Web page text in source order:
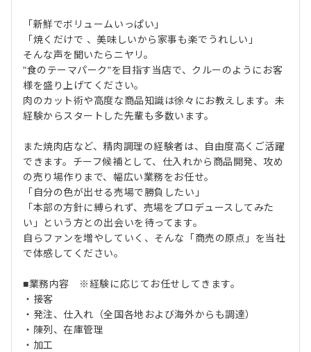
「新鮮でボリュームいっぱい」
「焼くだけで 、美味しいから家事も楽でうれしい」
そんな声を聞いたらニヤリ。
"食のテーマパーク"を目指す当店で、クルーのようにお客
様を盛り上げてください。
肉のカット術や高度な商品知識は徐々にお教えします。未
経験からスタートした先輩も多数います。
また焼肉店など、精肉調理の経験者は、自由度高くご活躍
できます。チーフ候補として、仕入れから商品開発、攻め
の売り場作りまで、幅広い業務をお任せ。
「自分の色が出せる売場で勝負したい」
「本部の方針に縛られず、売場をプロデュースしてみた
い」という方との出会いを待ってます。
自らファンを増やしていく、そんな「商売の原点」を当社
で体感してください。
■業務内容 ※経験に応じてお任せしてきます。
・接客
・発注、仕入れ（全国各地および海外からも調達）
・陳列、在庫管理
・加工